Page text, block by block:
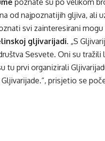
od najpoznatijih gljiva, ali
svi zainteresirani
gljivarijadi. „S
Sesvete. Oni su
tu prvi organizirali
prisjetio se